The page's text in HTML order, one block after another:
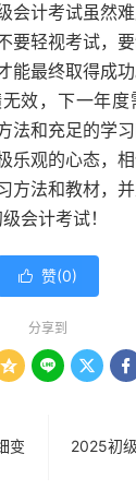
会计考试虽然
要轻视考试，
能最终取得成
效，下一年度
法和充足的学
乐观的心态，
方法和教材，
会计考试！
 赞(0)
分享到
   
变
2025初